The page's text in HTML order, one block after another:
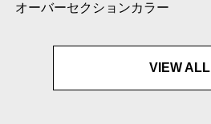
オーバーセクションカラー
VIEW ALL